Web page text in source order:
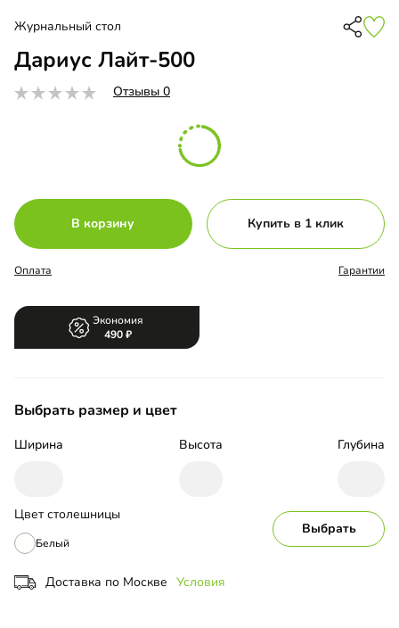
Журнальный стол
Дариус Лайт-500
Отзывы 0
В корзину Купить в 1 клик
Оплата Гарантии
Экономия
490
Выбрать размер и цвет
Ширина Высота Глубина
Цвет столешницы
Белый
Выбрать
Доставка по Москве Условия